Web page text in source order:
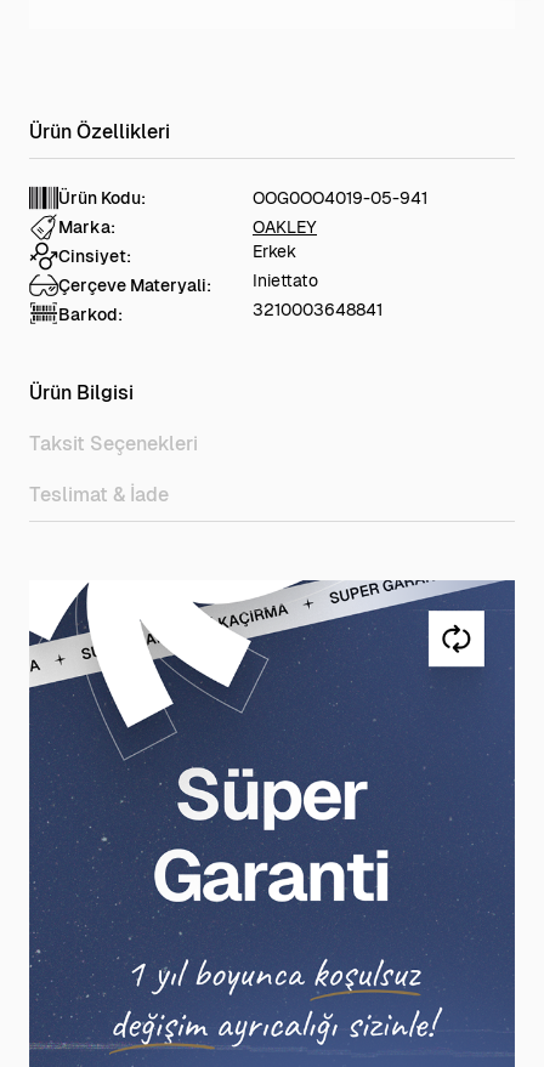
Ürün Kodu:
OOG0OO4019-05-941
Marka:
OAKLEY
Cinsiyet:
Erkek
Çerçeve Materyali:
Iniettato
Barkod:
3210003648841
Ürün Bilgisi
Taksit Seçenekleri
Teslimat & İade